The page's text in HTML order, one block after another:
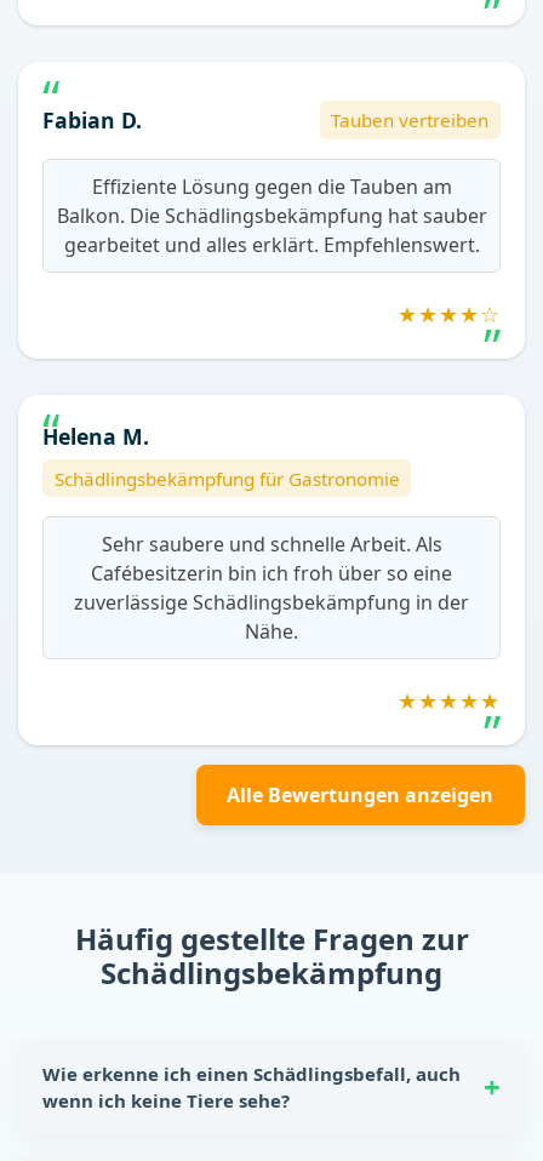
Fabian D. Tauben vertreiben
Effiziente Lösung gegen die Tauben am
Balkon. Die Schädlingsbekämpfung hat sauber
gearbeitet und alles erklärt. Empfehlenswert.
★★★★☆
Helena M.
Schädlingsbekämpfung für Gastronomie
Sehr saubere und schnelle Arbeit. Als
Cafébesitzerin bin ich froh über so eine
zuverlässige Schädlingsbekämpfung in der
Nähe.
★★★★★
Alle Bewertungen anzeigen
Häufig gestellte Fragen zur
Schädlingsbekämpfung
Wie erkenne ich einen Schädlingsbefall, auch
wenn ich keine Tiere sehe?